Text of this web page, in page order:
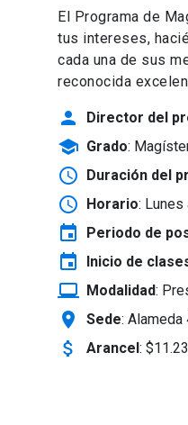
El Programa de
tus intereses,
cada una de sus
reconocida
person Director del
school Grado:
schedule Duración del
schedule Horario: Lunes
event Periodo de
event Inicio de
laptop_windows Modalidad:
location_on Sede: Alameda
attach_money Arancel: